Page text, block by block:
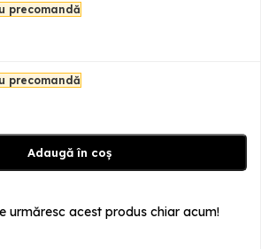
precomandă
precomandă
Adaugă în coș
urmăresc acest produs chiar acum!